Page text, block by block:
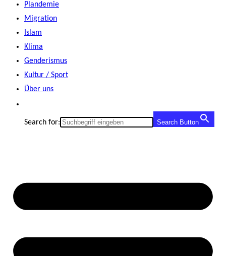
Plandemie
Migration
Islam
Klima
Genderismus
Kultur / Sport
Über uns
Search for: Search Button